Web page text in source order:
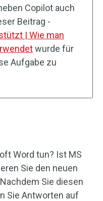
Copilot auch
Beitrag -
| Wie man
wurde für
Aufgabe zu
Word tun? Ist MS
Sie den neuen
Sie diesen
Sie Antworten auf